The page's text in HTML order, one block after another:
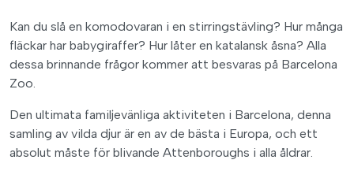
Kan du slå en komodovaran i en stirringstävling? Hur många
fläckar har babygiraffer? Hur låter en katalansk åsna? Alla
dessa brinnande frågor kommer att besvaras på Barcelona
Zoo.
Den ultimata familjevänliga aktiviteten i Barcelona, denna
samling av vilda djur är en av de bästa i Europa, och ett
absolut måste för blivande Attenboroughs i alla åldrar.